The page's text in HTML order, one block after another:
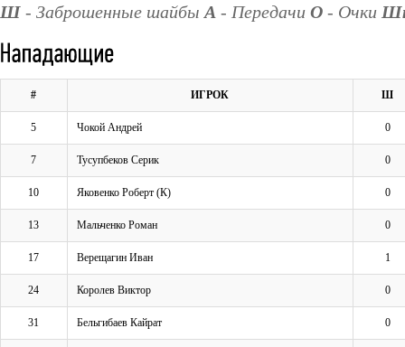
Ш - Заброшенные шайбы А - Передачи О - Очки
# ИГРОК Ш
5 Чокой Андрей 0
7 Тусупбеков Серик 0
10 Яковенко Роберт (К) 0
13 Мальченко Роман 0
17 Верещагин Иван 1
24 Королев Виктор 0
31 Бельгибаев Кайрат 0